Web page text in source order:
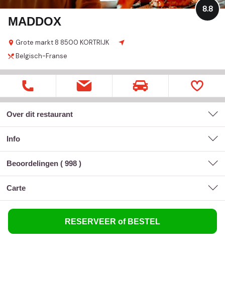
MADDOX
Grote markt 8 8500 KORTRIJK
8.8
Belgisch-Franse
Over dit restaurant
Info
Beoordelingen ( 998 )
carte
RESERVEER of BESTEL